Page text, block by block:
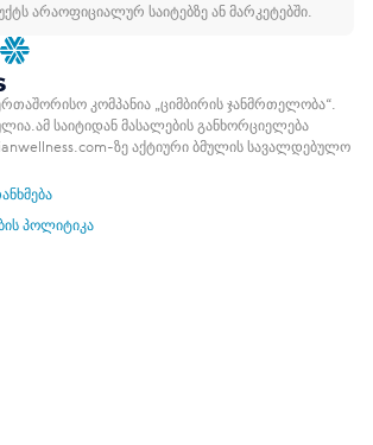
არაოფიციალურ საიტებზე ან მარკეტებში.
კომპანია „ციმბირის ჯანმრთელობა“.
ამ საიტიდან მასალების განხორციელება
ზე აქტიური ბმულის სავალდებულო
პოლიტიკა